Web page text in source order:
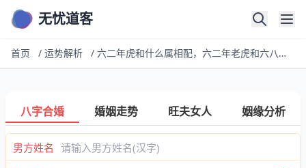
无忧道客
首页 / 运势解析 / 六二年虎和什么属相配，六二年老虎和六八年猴属相配吗
八字合婚 婚姻走势 旺夫女人 姻缘分析
男方姓名